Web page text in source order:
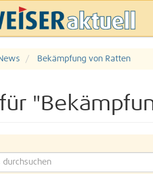
Bekämpfung von Ratten